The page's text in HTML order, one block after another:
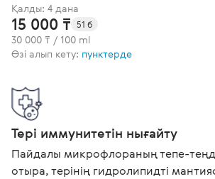
Қалды: 4 дана
15 000 ₸ 51 б
30 000 ₸ / 100 ml
Өзі алып кету: пунктерде
Тері иммунитетін нығайту
Пайдалы микрофлораның тепе-
отыра, терінің гидролипидті